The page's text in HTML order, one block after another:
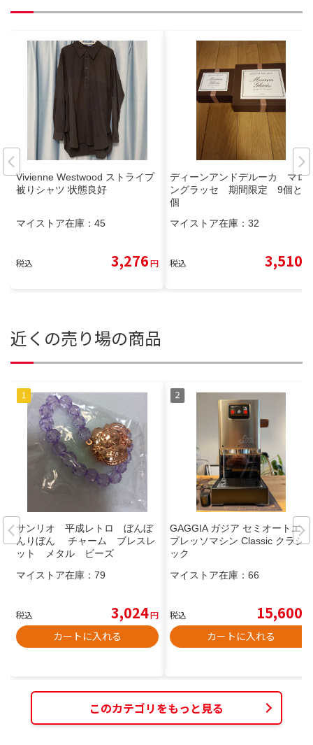
Vivienne Westwood ストライプ
被りシャツ 状態良好
マイストア在庫： 45
税込 3,276円
ディーンアンドデルーカ マロ
ングラッセ 期間限定 9個と4
個
マイストア在庫： 32
税込 3,510
近くの売り場の商品
サンリオ 平成レトロ ぼんぼ
んりぼん チャーム ブレスレ
ット メタル ビーズ
マイストア在庫： 79
税込 3,024円
カートに入れる
GAGGIA ガジア セミオートエス
プレッソマシン Classic クラシ
ック
マイストア在庫： 66
税込 15,600
カートに入れる
このカテゴリをもっと見る